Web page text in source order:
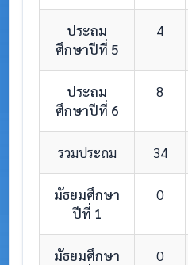
ประถม
ศึกษาปีที่ 5
4
ประถม
ศึกษาปีที่ 6
8
รวมประถม 34
มัธยมศึกษา
ปีที่ 1
0
มัธยมศึกษา
0